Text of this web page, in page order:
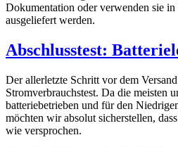
Dokumentation oder verwenden sie
ausgeliefert werden.
Abschlusstest:
Der allerletzte Schritt vor dem
Stromverbrauchstest. Da die meisten
batteriebetrieben und für den
möchten wir absolut sicherstellen,
wie versprochen.